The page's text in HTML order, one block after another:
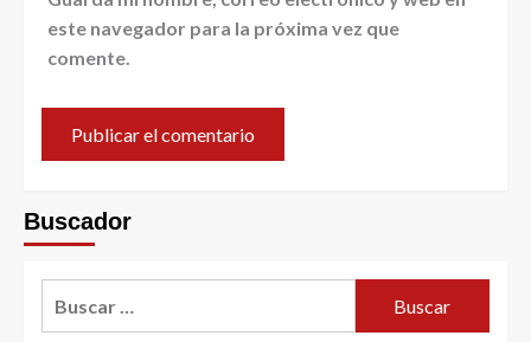
este navegador para la próxima vez que
comente.
Buscador